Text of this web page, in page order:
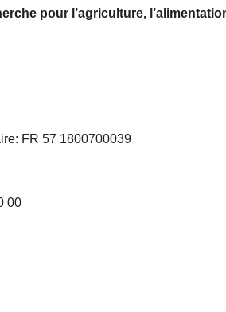
pour l’agriculture,
FR 57 1800700039
00